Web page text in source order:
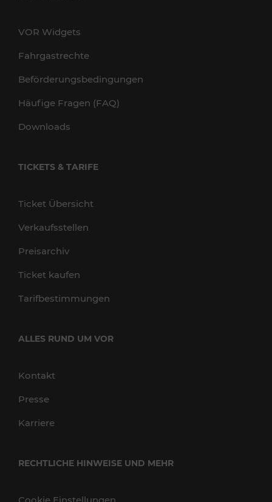
VOR Widgets
Fahrgastrechte
Beförderungsbedingungen
Häufige Fragen (FAQ)
Downloads
TICKETS & TARIFE
Ticket Übersicht
Verkaufsstellen
Preisarchiv
Ticket kaufen
Tarifbestimmungen
ALLES RUND UM VOR
Kontakt
Presse
Karriere
RECHTLICHE HINWEISE UND MEHR